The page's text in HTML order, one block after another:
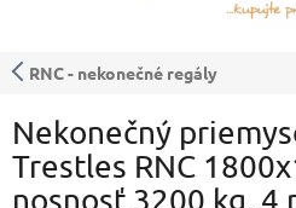
RNC - nekonečné regály
Nekonečný
Trestles RNC
nosnosť 3200 kg, 4